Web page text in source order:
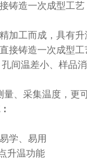
造一次成型工
工而成，具有升
铸造一次成型
间温差小、样品
、采集温度，更
学、易用
升温功能